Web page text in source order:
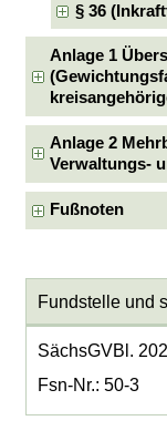
§ 36
Anlage 1
Anlage 2
Verwaltungs-
Fußnoten
Fundstelle und
SächsGVBl.
Fsn-Nr.: 50-3